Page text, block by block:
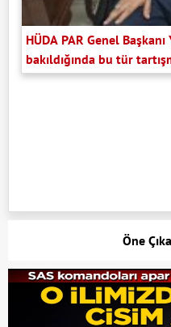
HÜDA PAR Genel
bakıldığında bu tür
Öne